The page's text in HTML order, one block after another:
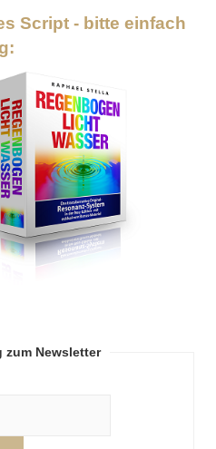
Script - bitte einfach
zum Newsletter